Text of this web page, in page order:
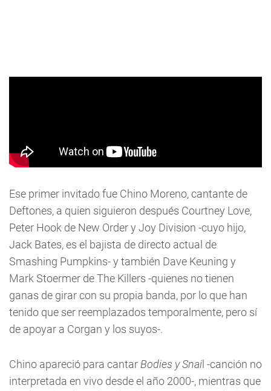
Ese primer invitado fue Chino Moreno, cantante de
Deftones, a quien siguieron después Courtney Love,
Peter Hook de New Order y Joy Division -cuyo hijo,
Jack Bates, es el bajista de directo actual de
Smashing Pumpkins- y también Dave Keuning y
Mark Stoermer de The Killers -quienes no tienen
ganas de girar con su propia banda, por lo que han
tenido que ser reemplazados temporalmente, pero sí
de apoyar a Corgan y los suyos-.
Chino apareció para cantar Bodies y Snai l -canción no
interpretada en vivo desde el año 2000-, mientras que